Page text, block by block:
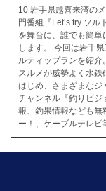
10 岩手県越喜来湾の
門番組『Let’s try ソ
を舞台に、誰でも簡
します。 今回は岩手
ルティップランを紹
スルメが威勢よく水
はじめ、さまざまなジ
チャンネル『釣りビジ
報、釣果情報なども無
ー！、ケーブルテレビ